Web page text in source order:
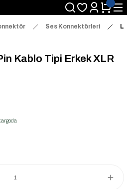
Ses Konnektörleri
Kablo Tipi Erkek XLR